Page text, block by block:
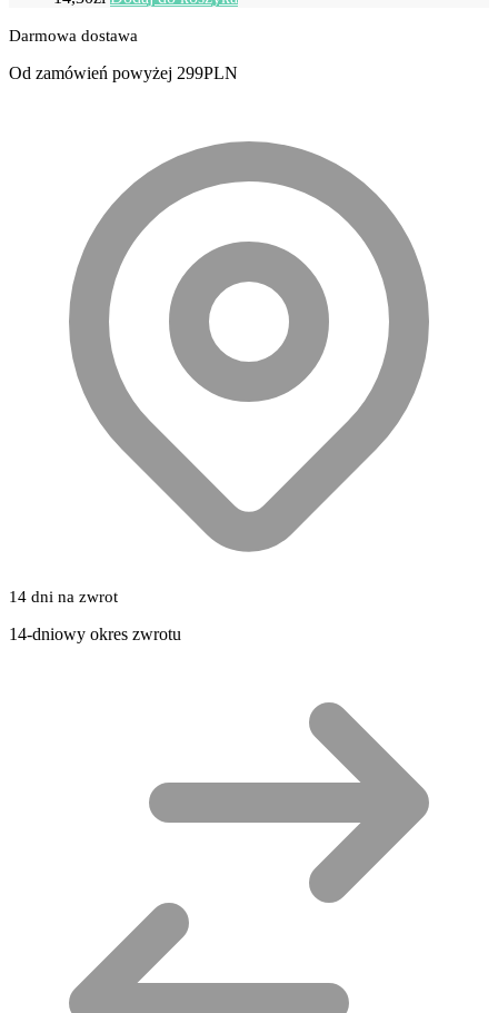
Darmowa dostawa
Od zamówień powyżej 299PLN
14 dni na zwrot
14-dniowy okres zwrotu